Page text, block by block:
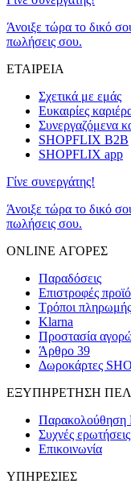
Άνοιξε τώρα το δικό
πωλήσεις σου.
ΕΤΑΙΡΕΙΑ
Σχετικά με εμάς
Ευκαιρίες
Συνεργαζόμενα
SHOPFLIX B2B
SHOPFLIX app
Γίνε συνεργάτης!
Άνοιξε τώρα το δικό
πωλήσεις σου.
ONLINE ΑΓΟΡΕΣ
Παραδόσεις
Επιστροφές
Τρόποι πληρωμής
Klarna
Προστασία
Άρθρο 39
Δωροκάρτες
ΕΞΥΠΗΡΕΤΗΣΗ
Παρακολούθηση
Συχνές ερωτήσεις
Επικοινωνία
ΥΠΗΡΕΣΙΕΣ